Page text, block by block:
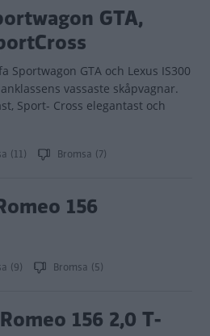
GTA,
Sportwagon GTA och Lexus IS300
vassaste skåpvagnar.
Sport- Cross elegantast och
(11) Bromsa (7)
156
(9) Bromsa (5)
156 2,0 T-